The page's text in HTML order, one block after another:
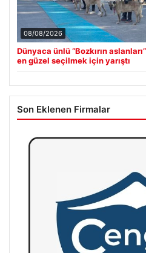
08/08/2026
Dünyaca ünlü “Bozkırın
en güzel seçilmek için yarıştı
Son Eklenen Firmalar